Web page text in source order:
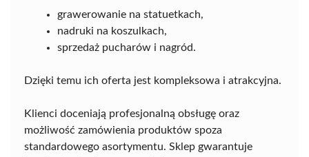
grawerowanie na statuetkach,
nadruki na koszulkach,
sprzedaż pucharów i nagród.
Dzięki temu ich oferta jest kompleksowa i atrakcyjna.
Klienci doceniają profesjonalną obsługę oraz
możliwość zamówienia produktów spoza
standardowego asortymentu. Sklep gwarantuje